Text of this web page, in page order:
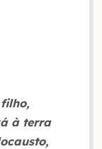
à terra